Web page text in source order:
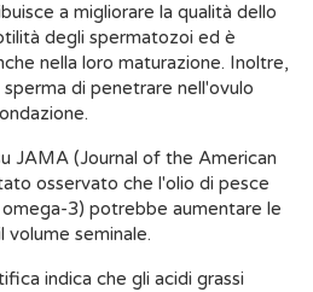
a migliorare la qualità dello
degli spermatozoi ed è
nella loro maturazione. Inoltre,
di penetrare nell'ovulo
JAMA (Journal of the American
osservato che l'olio di pesce
3) potrebbe aumentare le
volume seminale.
indica che gli acidi grassi